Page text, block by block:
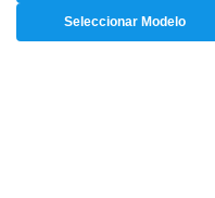
Seleccionar Modelo